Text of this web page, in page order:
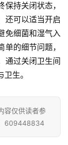
持关闭状态，
还可以适当开启
免细菌和湿气入
的细节问题，
通过关闭卫生间
生。
容仅供读者参
609448834